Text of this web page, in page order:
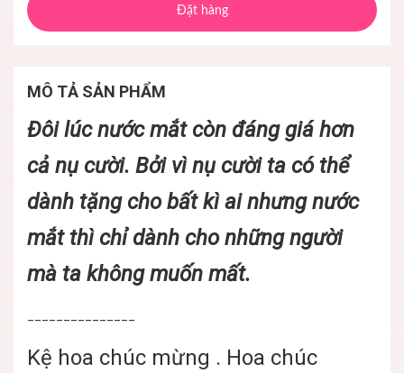
Đặt hàng
MÔ TẢ SẢN PHẨM
Đôi lúc nước mắt còn đáng giá hơn
cả nụ cười. Bởi vì nụ cười ta có thể
dành tặng cho bất kì ai nhưng nước
mắt thì chỉ dành cho những người
mà ta không muốn mất.
Kệ hoa chúc mừng . Hoa chúc